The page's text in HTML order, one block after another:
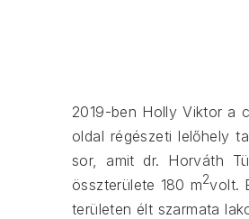
2019-ben Holly Viktor a
oldal régészeti lelőhely
sor, amit dr. Horváth
összterülete 180 m2volt.
területen élt szarmata